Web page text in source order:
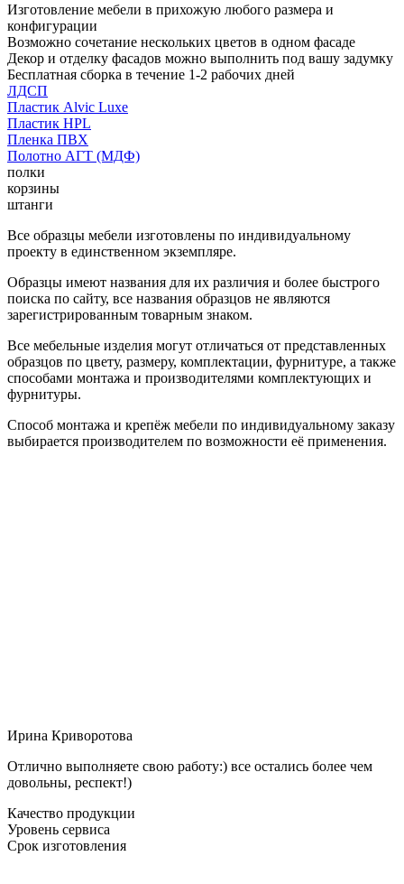
Изготовление мебели в прихожую любого размера и
конфигурации
Возможно сочетание нескольких цветов в одном фасаде
Декор и отделку фасадов можно выполнить под вашу задумку
Бесплатная сборка в течение 1-2 рабочих дней
ЛДСП
Пластик Alvic Luxe
Пластик HPL
Пленка ПВХ
Полотно АГТ (МДФ)
полки
корзины
штанги
Все образцы мебели изготовлены по индивидуальному
проекту в единственном экземпляре.
Образцы имеют названия для их различия и более быстрого
поиска по сайту, все названия образцов не являются
зарегистрированным товарным знаком.
Все мебельные изделия могут отличаться от представленных
образцов по цвету, размеру, комплектации, фурнитуре, а также
способами монтажа и производителями комплектующих и
фурнитуры.
Способ монтажа и крепёж мебели по индивидуальному заказу
выбирается производителем по возможности её применения.
Ирина Криворотова
Отлично выполняете свою работу:) все остались более чем
довольны, респект!)
Качество продукции
Уровень сервиса
Срок изготовления